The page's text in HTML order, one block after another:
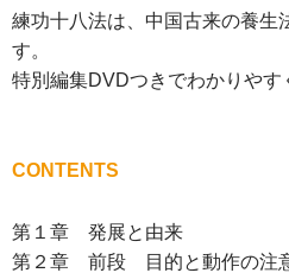
練功十八法は、中国古来の養生
す。
特別編集DVDつきでわかりやす
CONTENTS
第１章 発展と由来
第２章 前段 目的と動作の注